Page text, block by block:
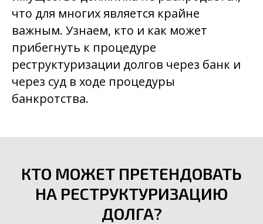
что для многих является крайне
важным. Узнаем, кто и как может
прибегнуть к процедуре
реструктуризации долгов через банк и
через суд в ходе процедуры
банкротства.
КТО МОЖЕТ ПРЕТЕНДОВАТЬ
НА РЕСТРУКТУРИЗАЦИЮ
ДОЛГА?